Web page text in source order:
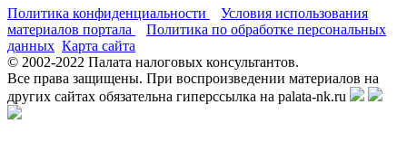
Политика конфиденциальности
Условия использования
материалов портала
Политика по обработке персональных
данных Карта сайта
© 2002-2022 Палата налоговых консультантов.
Все права защищены. При воспроизведении материалов на
других сайтах обязательна гиперссылка на palata-nk.ru